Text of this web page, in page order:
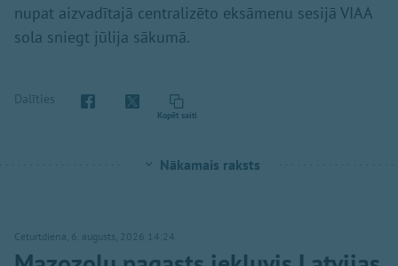
nupat aizvadītajā centralizēto eksāmenu sesijā VIAA
sola sniegt jūlija sākumā.
Dalīties
Kopēt saiti
Nākamais raksts
Ceturtdiena, 6. augusts, 2026 14:24